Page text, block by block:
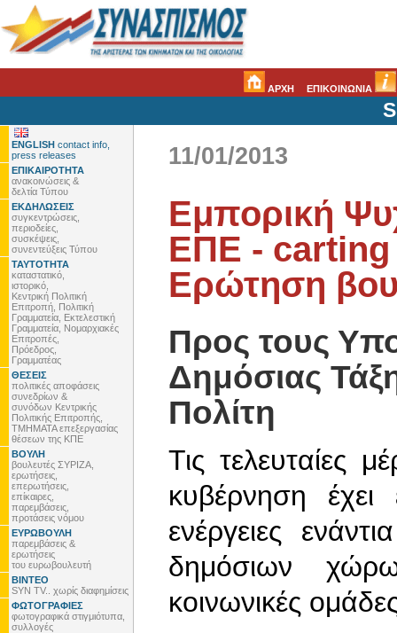
ΑΡΧΗ ΕΠΙΚΟΙΝΩΝΙΑ
ENGLISH contact info,
press releases
ΕΠΙΚΑΙΡΟΤΗΤΑ
ανακοινώσεις &
δελτία Τύπου
ΕΚΔΗΛΩΣΕΙΣ
συγκεντρώσεις,
περιοδείες,
συσκέψεις,
συνεντεύξεις Τύπου
ΤΑΥΤΟΤΗΤΑ
καταστατικό,
ιστορικό,
Κεντρική Πολιτική
Επιτροπή, Πολιτική
Γραμματεία, Εκτελεστική
Γραμματεία, Νομαρχιακές
Επιτροπές,
Πρόεδρος,
Γραμματέας
ΘΕΣΕΙΣ
πολιτικές αποφάσεις
συνεδρίων &
συνόδων Κεντρικής
Πολιτικής Επιτροπής,
ΤΜΗΜΑΤΑ επεξεργασίας
θέσεων της ΚΠΕ
ΒΟΥΛΗ
βουλευτές ΣΥΡΙΖΑ,
ερωτήσεις,
επερωτήσεις,
επίκαιρες,
παρεμβάσεις,
προτάσεις νόμου
ΕΥΡΩΒΟΥΛΗ
παρεμβάσεις &
ερωτήσεις
του ευρωβουλευτή
ΒΙΝΤΕΟ
SYN TV.. χωρίς διαφημίσεις
ΦΩΤΟΓΡΑΦΙΕΣ
φωτογραφικά στιγμιότυπα,
συλλογές
11/01/2013
Εμπορική
ΕΠΕ - carting
Ερώτηση
Προς τους
Δημόσιας
Πολίτη
Τις τελευταίες
κυβέρνηση έχει
ενέργειες
δημόσιων
κοινωνικές